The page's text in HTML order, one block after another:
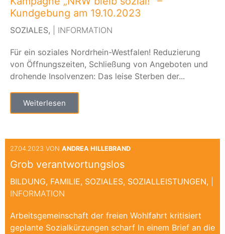
Kundgebung am 19.10.2023
SOZIALES, | INFORMATION
Für ein soziales Nordrhein-Westfalen! Reduzierung
von Öffnungszeiten, Schließung von Angeboten und
drohende Insolvenzen: Das leise Sterben der...
Weiterlesen
27.04.2023 VON ANDREA HILLEBRAND
Grob verantwortungslos
BILDUNG, FAMILIE, SOZIALES, SOZIALLEISTUNGEN,
INFORMATION
Arbeitsgemeinschaft der freien Wohlfahrt kritisiert
geplante Sozialkürzungen scharf In einem Brief an die